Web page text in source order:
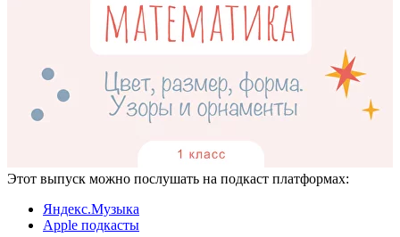
Этот выпуск можно послушать на подкаст платформах:
Яндекс.Музыка
Apple подкасты